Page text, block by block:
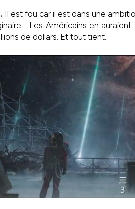
Il est fou car il est dans une
Les Américains en
de dollars. Et tout tient.